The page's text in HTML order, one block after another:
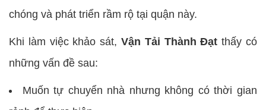
chóng và phát triển rầm rộ tại quận này.
Khi làm việc khảo sát, Vận Tải Thành Đạt thấy có
những vấn đề sau:
Muốn tự chuyển nhà nhưng không có thời gian